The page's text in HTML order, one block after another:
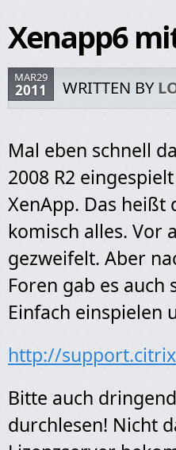
Xenapp6
MAR29
2011 WRITTEN BY
Mal eben schnell
2008 R2
XenApp. Das
komisch alles. Vor
gezweifelt. Aber
Foren gab es auch
Einfach einspielen
http://
Bitte auch
durchlesen! Nicht